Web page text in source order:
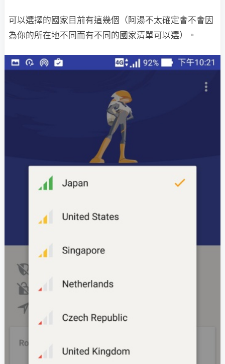
可以選擇的國家目前有這幾個（阿湯不太確定會不會因
為你的所在地不同而有不同的國家清單可以選）。